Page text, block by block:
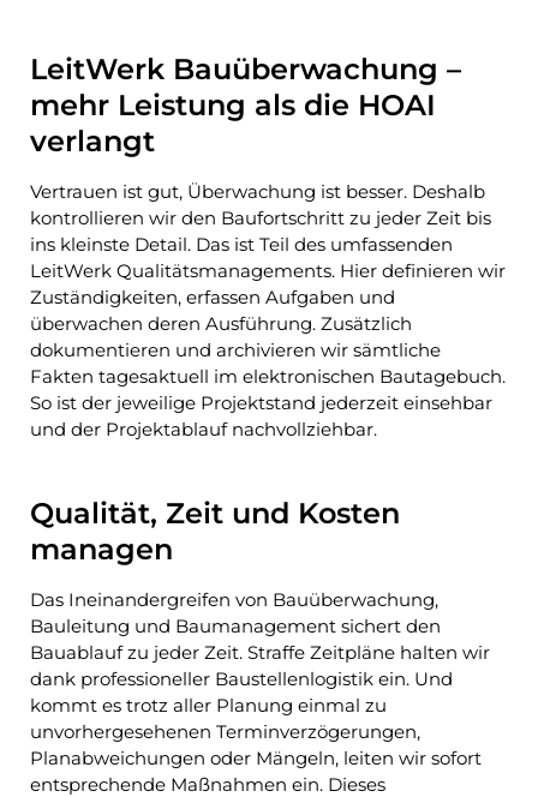
LeitWerk Bauüberwachung –
mehr Leistung als die HOAI
verlangt
Vertrauen ist gut, Überwachung ist besser. Deshalb
kontrollieren wir den Baufortschritt zu jeder Zeit bis
ins kleinste Detail. Das ist Teil des umfassenden
LeitWerk Qualitätsmanagements. Hier definieren wir
Zuständigkeiten, erfassen Aufgaben und
überwachen deren Ausführung. Zusätzlich
dokumentieren und archivieren wir sämtliche
Fakten tagesaktuell im elektronischen Bautagebuch.
So ist der jeweilige Projektstand jederzeit einsehbar
und der Projektablauf nachvollziehbar.
Qualität, Zeit und Kosten
managen
Das Ineinandergreifen von Bauüberwachung,
Bauleitung und Baumanagement sichert den
Bauablauf zu jeder Zeit. Straffe Zeitpläne halten wir
dank professioneller Baustellenlogistik ein. Und
kommt es trotz aller Planung einmal zu
unvorhergesehenen Terminverzögerungen,
Planabweichungen oder Mängeln, leiten wir sofort
entsprechende Maßnahmen ein. Dieses